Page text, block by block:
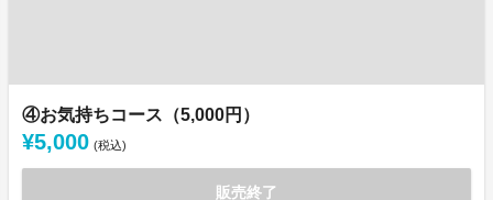
④お気持ちコース（5,000円）
¥5,000 (税込)
販売終了